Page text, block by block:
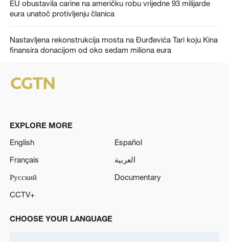
EU obustavila carine na američku robu vrijedne 93 milijarde
eura unatoč protivljenju članica
Nastavljena rekonstrukcija mosta na Đurđevića Tari koju Kina
finansira donacijom od oko sedam miliona eura
EXPLORE MORE
English
Español
Français
العربية
Русский
Documentary
CCTV+
CHOOSE YOUR LANGUAGE